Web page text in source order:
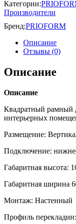
Категории:
Производители
Бренд:PRIOFORM
Описание
Отзывы (0)
Описание
Описание
Квадратный рамный
интерьерных
Размещение:
Подключение:
Габаритная высота:
Габаритная ширина
Монтаж: Настенный
Профиль